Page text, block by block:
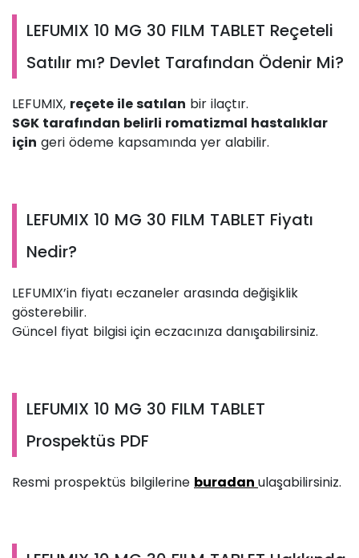
LEFUMIX 10 MG 30 FILM TABLET Reçeteli
Satılır mı? Devlet Tarafından Ödenir Mi?
LEFUMIX, reçete ile satılan bir ilaçtır.
SGK tarafından belirli romatizmal hastalıklar
için geri ödeme kapsamında yer alabilir.
LEFUMIX 10 MG 30 FILM TABLET Fiyatı
Nedir?
LEFUMIX’in fiyatı eczaneler arasında değişiklik
gösterebilir.
Güncel fiyat bilgisi için eczacınıza danışabilirsiniz.
LEFUMIX 10 MG 30 FILM TABLET
Prospektüs PDF
Resmi prospektüs bilgilerine buradan ulaşabilirsiniz.